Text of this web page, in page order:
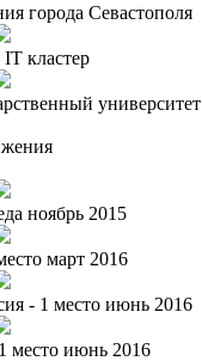
города Севастополя
кластер
университет
ноябрь 2015
март 2016
- 1 место июнь 2016
место июнь 2016